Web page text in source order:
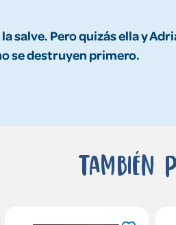
salve. Pero quizás ella y
se destruyen primero.
También